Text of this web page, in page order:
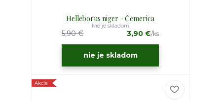
Helleborus niger - Čemerica
5,90 € 3,90 €/ks
Nie je skladom
nie je skladom
Akcia